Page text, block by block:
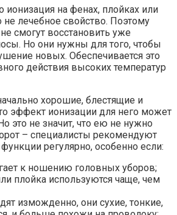
ионизация на фенах, плойках или
не лечебное свойство. Поэтому
смогут восстановить уже
Но они нужны для того, чтобы
новых. Обеспечивается это
действия высоких температур
хорошие, блестящие и
эффект ионизации для него может
это не значит, что ею не нужно
– специалисты рекомендуют
регулярно, особенно если:
к ношению головных уборов;
плойка используются чаще, чем
изможденно, они сухие, тонкие,